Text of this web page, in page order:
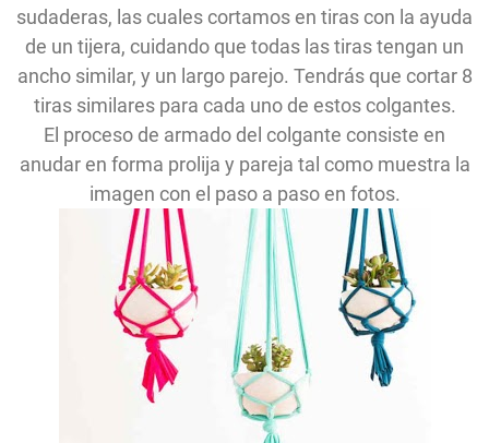
sudaderas, las cuales cortamos en tiras con la ayuda
de un tijera, cuidando que todas las tiras tengan un
ancho similar, y un largo parejo. Tendrás que cortar 8
tiras similares para cada uno de estos colgantes.
El proceso de armado del colgante consiste en
anudar en forma prolija y pareja tal como muestra la
imagen con el paso a paso en fotos.